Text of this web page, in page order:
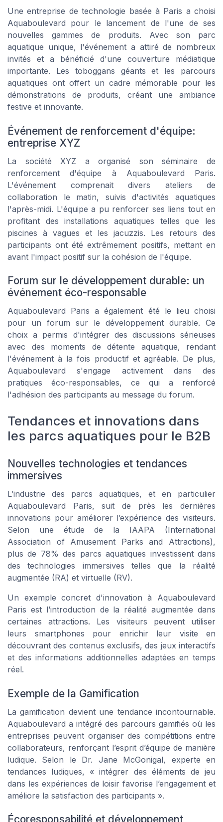
Une entreprise de technologie basée à Paris a choisi
Aquaboulevard pour le lancement de l'une de ses
nouvelles gammes de produits. Avec son parc
aquatique unique, l'événement a attiré de nombreux
invités et a bénéficié d'une couverture médiatique
importante. Les toboggans géants et les parcours
aquatiques ont offert un cadre mémorable pour les
démonstrations de produits, créant une ambiance
festive et innovante.
Événement de renforcement d'équipe:
entreprise XYZ
La société XYZ a organisé son séminaire de
renforcement d'équipe à Aquaboulevard Paris.
L'événement comprenait divers ateliers de
collaboration le matin, suivis d'activités aquatiques
l'après-midi. L'équipe a pu renforcer ses liens tout en
profitant des installations aquatiques telles que les
piscines à vagues et les jacuzzis. Les retours des
participants ont été extrêmement positifs, mettant en
avant l'impact positif sur la cohésion de l'équipe.
Forum sur le développement durable: un
événement éco-responsable
Aquaboulevard Paris a également été le lieu choisi
pour un forum sur le développement durable. Ce
choix a permis d'intégrer des discussions sérieuses
avec des moments de détente aquatique, rendant
l'événement à la fois productif et agréable. De plus,
Aquaboulevard s'engage activement dans des
pratiques éco-responsables, ce qui a renforcé
l'adhésion des participants au message du forum.
Tendances et innovations dans
les parcs aquatiques pour le B2B
Nouvelles technologies et tendances
immersives
L’industrie des parcs aquatiques, et en particulier
Aquaboulevard Paris, suit de près les dernières
innovations pour améliorer l’expérience des visiteurs.
Selon une étude de la IAAPA (International
Association of Amusement Parks and Attractions),
plus de 78% des parcs aquatiques investissent dans
des technologies immersives telles que la réalité
augmentée (RA) et virtuelle (RV).
Un exemple concret d'innovation à Aquaboulevard
Paris est l’introduction de la réalité augmentée dans
certaines attractions. Les visiteurs peuvent utiliser
leurs smartphones pour enrichir leur visite en
découvrant des contenus exclusifs, des jeux interactifs
et des informations additionnelles adaptées en temps
réel.
Exemple de la Gamification
La gamification devient une tendance incontournable.
Aquaboulevard a intégré des parcours gamifiés où les
entreprises peuvent organiser des compétitions entre
collaborateurs, renforçant l’esprit d’équipe de manière
ludique. Selon le Dr. Jane McGonigal, experte en
tendances ludiques, « intégrer des éléments de jeu
dans les expériences de loisir favorise l’engagement et
améliore la satisfaction des participants ».
Écoresponsabilité et développement